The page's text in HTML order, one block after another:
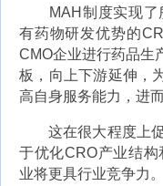
MAH制度实现了
有药物研发优势的
CMO企业进行药品生
板，向上下游延伸，
高自身服务能力，进
这在很大程度上促
于优化CRO产业结
业将更具行业竞争力。